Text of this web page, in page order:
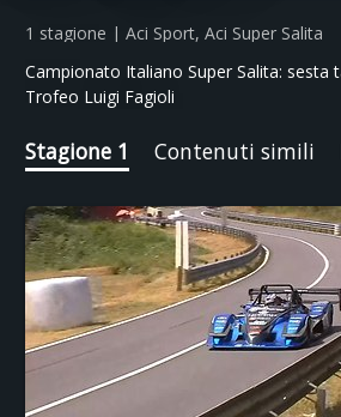
1 stagione | Aci Sport, Aci Super Salita
Campionato Italiano Super Salita: sesta
Trofeo Luigi Fagioli
Stagione 1 Contenuti simili